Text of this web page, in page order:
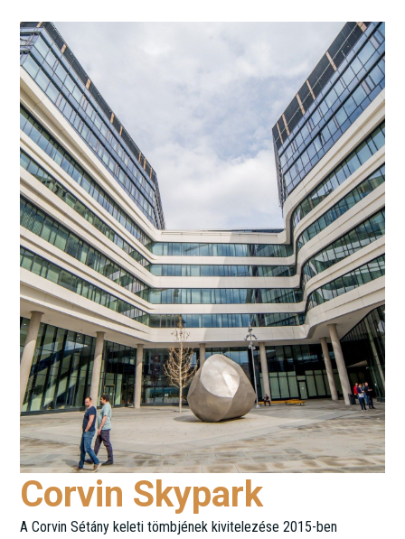
Corvin Skypark
A Corvin Sétány keleti tömbjének kivitelezése 2015-ben